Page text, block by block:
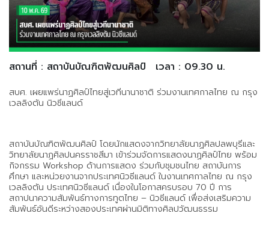
สถานที่ : สถาบันบัณฑิตพัฒนศิลป์ เวลา : 09.30 น.
สบศ. เผยแพร่นาฏศิลป์ไทยสู่เวทีนานาชาติ ร่วมงานเทศกาลไทย ณ กรุง
เวลลิงตัน นิวซีแลนด์
สถาบันบัณฑิตพัฒนศิลป์ โดยนักแสดงจากวิทยาลัยนาฏศิลปลพบุรีและ
วิทยาลัยนาฏศิลปนครราชสีมา เข้าร่วมจัดการแสดงนาฏศิลป์ไทย พร้อม
กิจกรรม Workshop ด้านการแสดง ร่วมกับชุมชนไทย สถาบันการ
ศึกษา และหน่วยงานจากประเทศนิวซีแลนด์ ในงานเทศกาลไทย ณ กรุง
เวลลิงตัน ประเทศนิวซีแลนด์ เนื่องในโอกาสครบรอบ 70 ปี การ
สถาปนาความสัมพันธ์ทางการทูตไทย – นิวซีแลนด์ เพื่อส่งเสริมความ
สัมพันธ์อันดีระหว่างสองประเทศผ่านมิติทางศิลปวัฒนธรรม